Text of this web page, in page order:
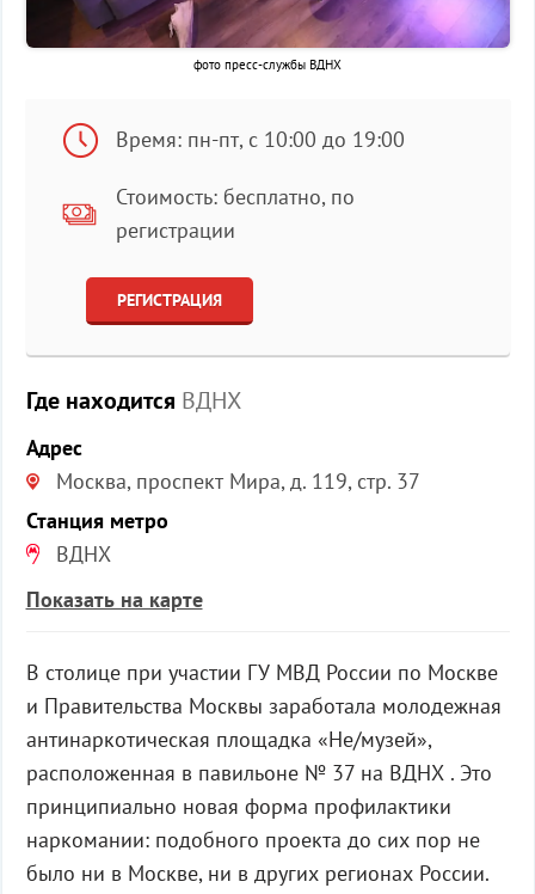
фото пресс-службы ВДНХ
Время: пн-пт, с 10:00 до 19:00
Стоимость: бесплатно, по
регистрации
РЕГИСТРАЦИЯ
Где находится ВДНХ
Адрес
Москва, проспект Мира, д. 119, стр. 37
Станция метро
ВДНХ
Показать на карте
В столице при участии ГУ МВД России по Москве
и Правительства Москвы заработала молодежная
антинаркотическая площадка «Не/музей»,
расположенная в павильоне № 37 на ВДНХ . Это
принципиально новая форма профилактики
наркомании: подобного проекта до сих пор не
было ни в Москве, ни в других регионах России.